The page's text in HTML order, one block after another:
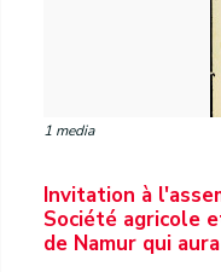
1 media
Invitation à
Société agricole
de Namur qui